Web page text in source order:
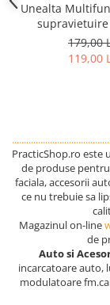
Unealta
supravietuire
model Black
179,00
119,00
PracticShop.ro este
de produse
faciala, accesorii
ce nu trebuie sa
Magazinul on-line
de
Auto si
incarcatoare auto,
modulatoare